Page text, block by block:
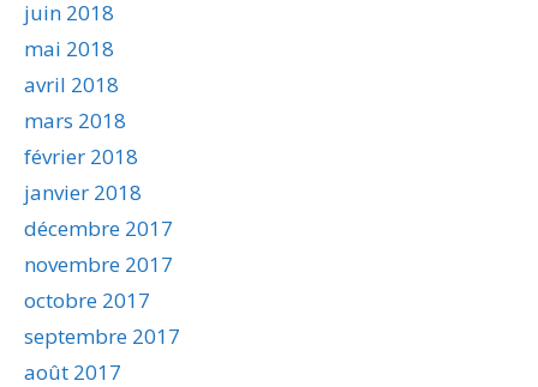
juin 2018
mai 2018
avril 2018
mars 2018
février 2018
janvier 2018
décembre 2017
novembre 2017
octobre 2017
septembre 2017
août 2017